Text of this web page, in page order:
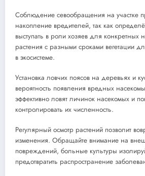
Соблюдение севообращения на участке
накопление вредителей, так как
выступать в роли хозяев для конкретных
растения с разными сроками вегетации
в экосистеме.
Установка ловчих поясов на деревьях и
вероятность появления вредных
эффективно ловят личинок насекомых и
контролировать их численность.
Регулярный осмотр растений позволит
изменения. Обращайте внимание на
повреждений, больные культуры
предотвратить распространение